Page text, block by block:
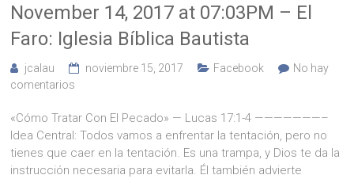
November 14, 2017 at 07:03PM – El
Faro: Iglesia Bíblica Bautista
jcalau noviembre 15, 2017 Facebook
No hay
comentarios
«Cómo Tratar Con El Pecado» — Lucas 17:1-4 ———————–
Idea Central: Todos vamos a enfrentar la tentación, pero no
tienes que caer en la tentación. Es una trampa, y Dios te da la
instrucción necesaria para evitarla. Él también advierte